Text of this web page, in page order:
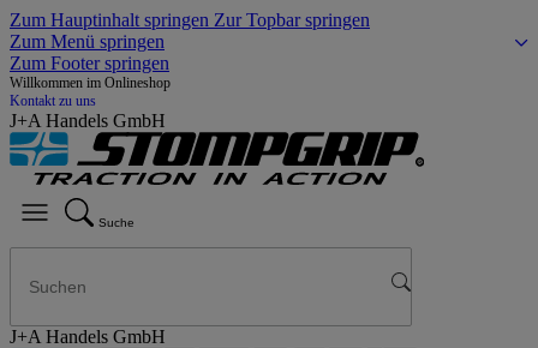
Zum Hauptinhalt springen Zur Topbar springen
Zum Menü springen
Zum Footer springen
Willkommen im Onlineshop
Kontakt zu uns
J+A Handels GmbH
Suche
J+A Handels GmbH